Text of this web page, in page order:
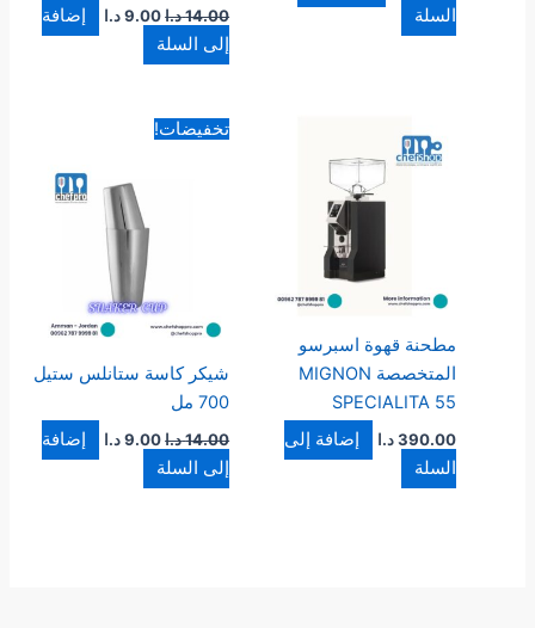
السلة
14.00د.ا9.00د.ا
إضافة
إلى السلة
مطحنة قهوة اسبرسو
المتخصصة MIGNON
SPECIALITA 55
390.00 د.ا
إضافة إلى
السلة
تخفيضات!
شيكر كاسة ستانلس ستيل
700 مل
14.00د.ا
السعر
الأصلي
14.00 د.ا.
9.00د.ا
9.00 د.ا.
إضافة
إلى السلة